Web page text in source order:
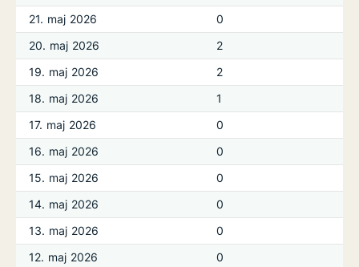
21. maj 2026
0
20. maj 2026
2
19. maj 2026
2
18. maj 2026
1
17. maj 2026
0
16. maj 2026
0
15. maj 2026
0
14. maj 2026
0
13. maj 2026
0
12. maj 2026
0